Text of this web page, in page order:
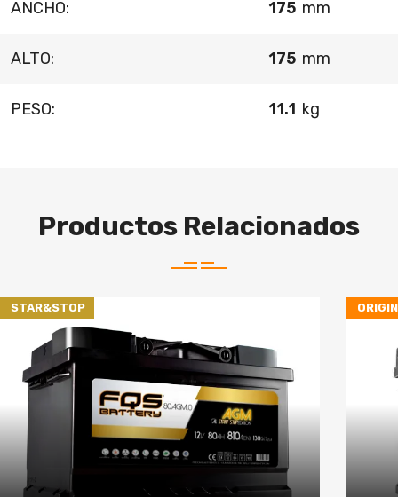
ANCHO: 175 mm
ALTO: 175 mm
PESO: 11.1 kg
Productos Relacionados
STAR&STOP